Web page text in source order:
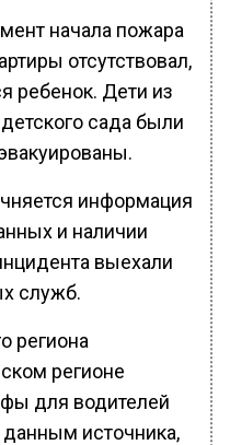
начала пожара
отсутствовал,
ребенок. Дети из
сада были
информация
и наличии
выехали
служб.
региона
регионе
для водителей
данным источника,